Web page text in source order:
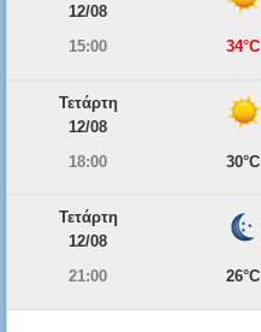
12/08
15:00
34°C
Τετάρτη
12/08
18:00
30°C
Τετάρτη
12/08
21:00
26°C